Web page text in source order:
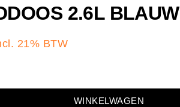
2.6L BLAUW
21% BTW
WINKELWAGEN